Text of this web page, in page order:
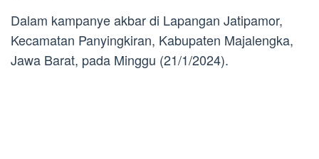
Dalam kampanye akbar di Lapangan Jatipamor,
Kecamatan Panyingkiran, Kabupaten Majalengka,
Jawa Barat, pada Minggu (21/1/2024).